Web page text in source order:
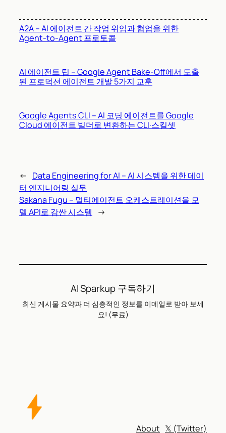
A2A – AI 에이전트 간 작업 위임과 협업을 위한
Agent-to-Agent 프로토콜
AI 에이전트 팁 – Google Agent Bake-Off에서 도출
된 프로덕션 에이전트 개발 5가지 교훈
Google Agents CLI – AI 코딩 에이전트를 Google
Cloud 에이전트 빌더로 변환하는 CLI·스킬셋
← Data Engineering for AI – AI 시스템을 위한 데이
터 엔지니어링 실무
Sakana Fugu – 멀티에이전트 오케스트레이션을 모
델 API로 감싼 시스템
→
AI Sparkup 구독하기
최신 게시물 요약과 더 심층적인 정보를 이메일로 받아 보세
요! (무료)
About 𝕏 (Twitter)